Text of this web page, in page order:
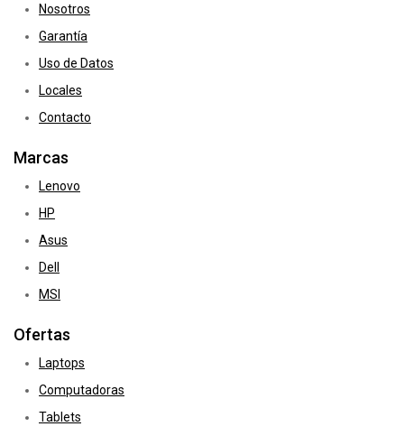
Nosotros
Garantía
Uso de Datos
Locales
Contacto
Marcas
Lenovo
HP
Asus
Dell
MSI
Ofertas
Laptops
Computadoras
Tablets